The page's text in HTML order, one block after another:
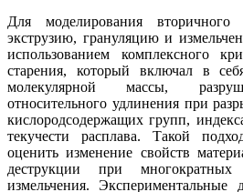
Для моделирования вторичного
экструзию, грануляцию и
использованием комплексного
старения, который включал в
молекулярной массы,
относительного удлинения при
кислородсодержащих групп,
текучести расплава. Такой
оценить изменение свойств
деструкции при
измельчения. Экспериментальные